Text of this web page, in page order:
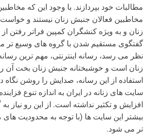
مطالبات خود بپردازند. با وجود این که
مخاطبین فعالان جنبش زنان نیستند و
زنان و به ویژه کنشگران کمپین فراتر رفتن
گفتگوی مستقیم شدن با گروه های وسیع تر
نظر می رسد، رسانه اینترنتی، مهم ترین
زنان است و خوشبختانه جنبش زنان بخت آن
استفاده از این رسانه، صدایش را روشن نگاه
سایت های زنانه در ایران به اندازه تنوع
افزایش و تکثیر نداشته است. از این رو نیاز
بیشتر این سایت ها (با توجه به محدودیت
تر می شود.